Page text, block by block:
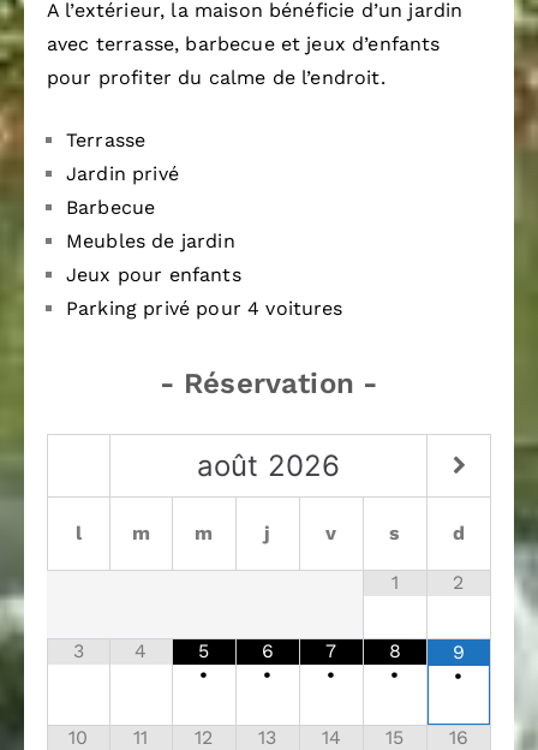
A l’extérieur, la maison bénéficie d’un jardin
avec terrasse, barbecue et jeux d’enfants
pour profiter du calme de l’endroit.
Terrasse
Jardin privé
Barbecue
Meubles de jardin
Jeux pour enfants
Parking privé pour 4 voitures
- Réservation -
août 2026
l m m j v s d
1 2
3 4
5
•
6
•
7
•
8
•
9
•
10 11 12 13 14 15 16